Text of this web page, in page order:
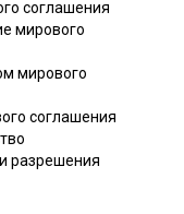
соглашения
мирового
мирового
соглашения
разрешения